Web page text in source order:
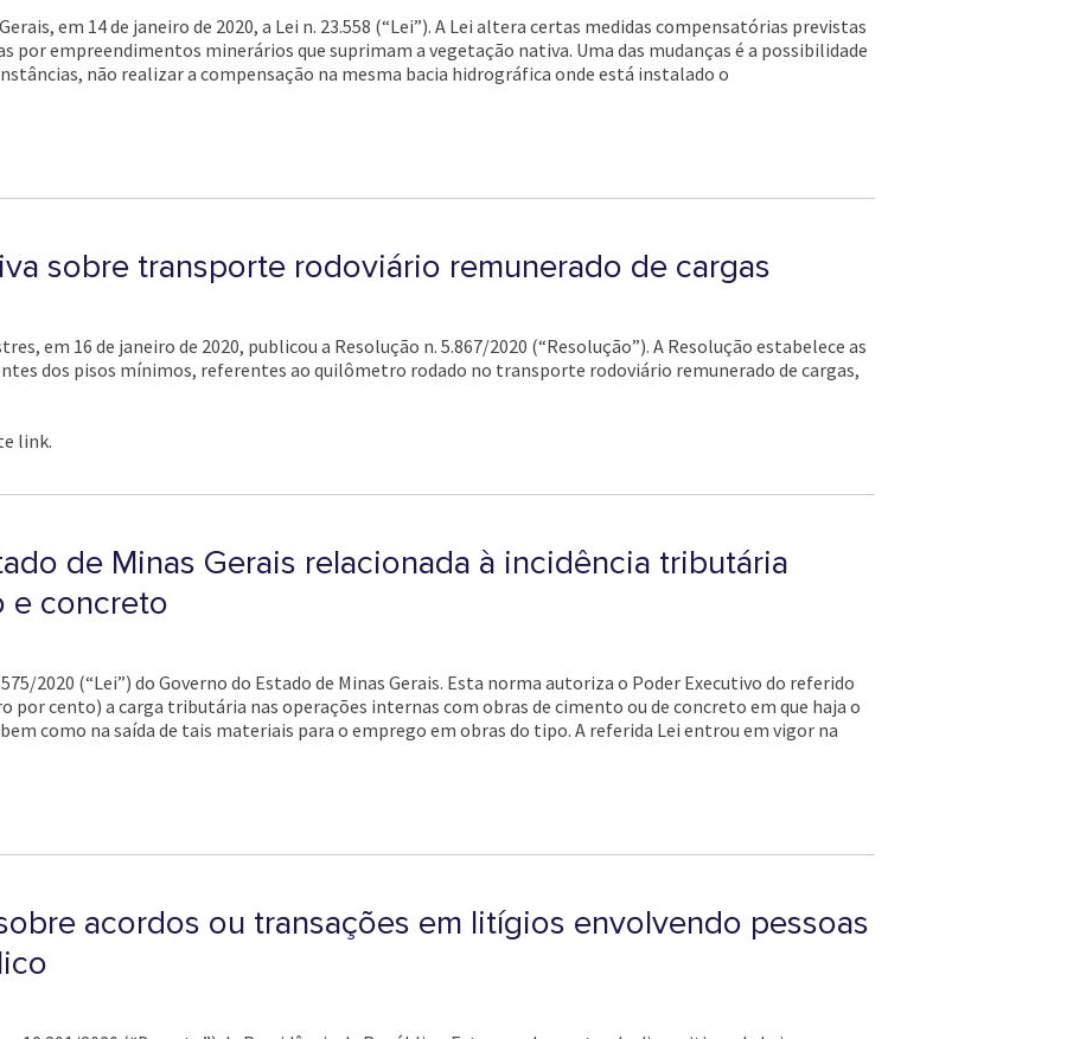
em 14 de janeiro de 2020, a Lei n. 23.558 (“Lei”). A Lei altera certas medidas compensatórias previstas
por empreendimentos minerários que suprimam a vegetação nativa. Uma das mudanças é a possibilidade
não realizar a compensação na mesma bacia hidrográfica onde está instalado o
sobre transporte rodoviário remunerado de cargas
em 16 de janeiro de 2020, publicou a Resolução n. 5.867/2020 (“Resolução”). A Resolução estabelece as
dos pisos mínimos, referentes ao quilômetro rodado no transporte rodoviário remunerado de cargas,
link.
de Minas Gerais relacionada à incidência tributária
e concreto
2020 (“Lei”) do Governo do Estado de Minas Gerais. Esta norma autoriza o Poder Executivo do referido
por cento) a carga tributária nas operações internas com obras de cimento ou de concreto em que haja o
como na saída de tais materiais para o emprego em obras do tipo. A referida Lei entrou em vigor na
acordos ou transações em litígios envolvendo pessoas